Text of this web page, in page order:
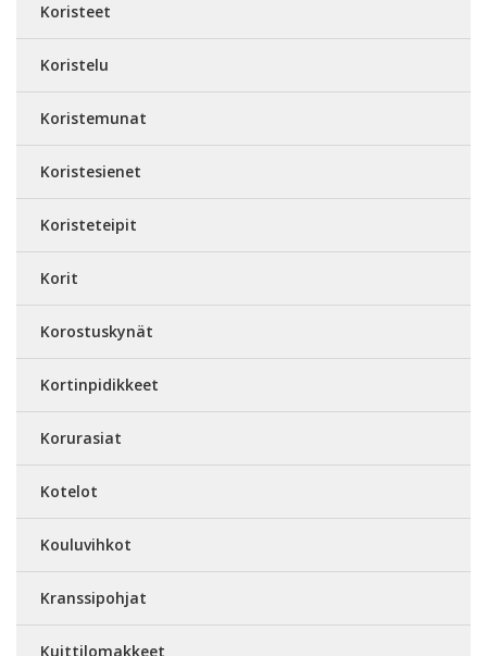
Koristeet
Koristelu
Koristemunat
Koristesienet
Koristeteipit
Korit
Korostuskynät
Kortinpidikkeet
Korurasiat
Kotelot
Kouluvihkot
Kranssipohjat
Kuittilomakkeet